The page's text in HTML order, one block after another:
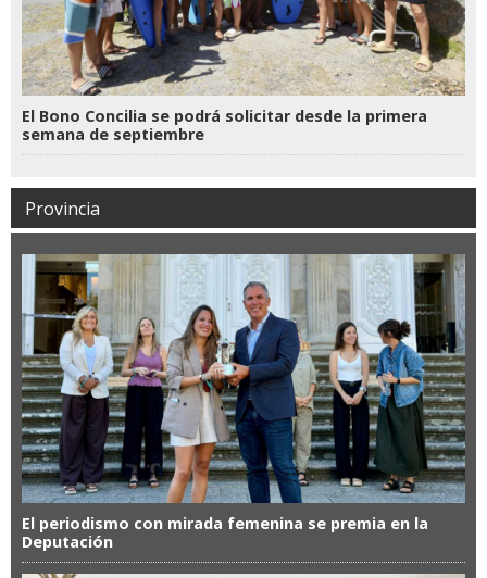
El Bono Concilia se podrá solicitar desde la primera
semana de septiembre
Provincia
El periodismo con mirada femenina se premia en la
Deputación